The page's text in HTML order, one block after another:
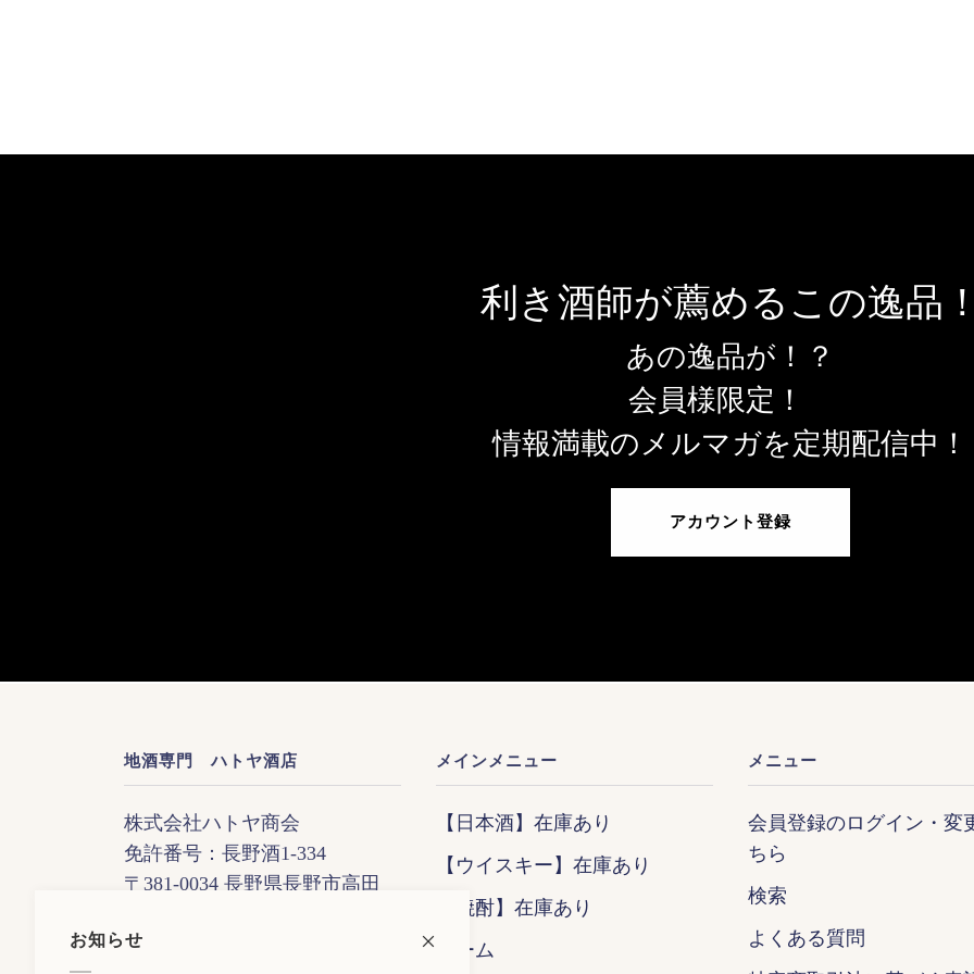
利き酒師が薦めるこの逸品
あの逸品が！？
会員様限定！
情報満載のメルマガを定期配信中！
アカウント登録
地酒専門 ハトヤ酒店
株式会社ハトヤ商会
免許番号：長野酒1-334
〒381-0034 長野県長野市高田
TEL：026-226-3632
メインメニュー
【日本酒】在庫あり
【ウイスキー】在庫あり
【焼酎】在庫あり
ホーム
メニュー
会員登録のログイン・変
ちら
検索
よくある質問
お知らせ